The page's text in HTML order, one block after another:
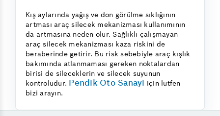
Kış aylarında yağış ve don görülme sıklığının
artması araç silecek mekanizması kullanımının
da artmasına neden olur. Sağlıklı çalışmayan
araç silecek mekanizması kaza riskini de
beraberinde getirir. Bu risk sebebiyle araç kışlık
bakımında atlanmaması gereken noktalardan
birisi de sileceklerin ve silecek suyunun
kontrolüdür. Pendik Oto Sanayi için lütfen
bizi arayın.